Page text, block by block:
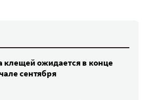
клещей ожидается в конце
сентября